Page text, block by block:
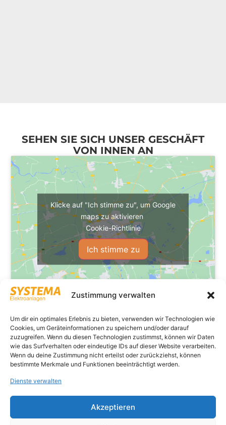
Zustimmung verwalten
Um dir ein optimales Erlebnis zu bieten, verwenden wir Technologien wie
Cookies, um Geräteinformationen zu speichern und/oder darauf
zuzugreifen. Wenn du diesen Technologien zustimmst, können wir Daten
wie das Surfverhalten oder eindeutige IDs auf dieser Website verarbeiten.
Wenn du deine Zustimmung nicht erteilst oder zurückziehst, können
bestimmte Merkmale und Funktionen beeinträchtigt werden.
Dienste verwalten
Akzeptieren
SEHEN SIE SICH UNSER GESCHÄFT
VON INNEN AN
Klicke auf "Ich stimme zu", um Google
maps zu aktivieren
Cookie-Richtlinie
Ich stimme zu